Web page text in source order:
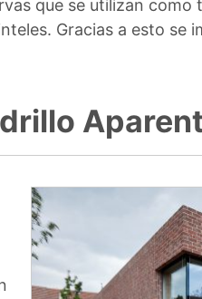
que se utilizan como
Gracias a esto se